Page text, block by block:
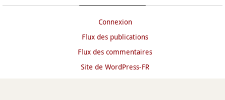
Connexion
Flux des publications
Flux des commentaires
Site de WordPress-FR